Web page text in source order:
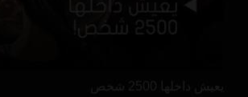
يعيش داخلها 2500 شخص